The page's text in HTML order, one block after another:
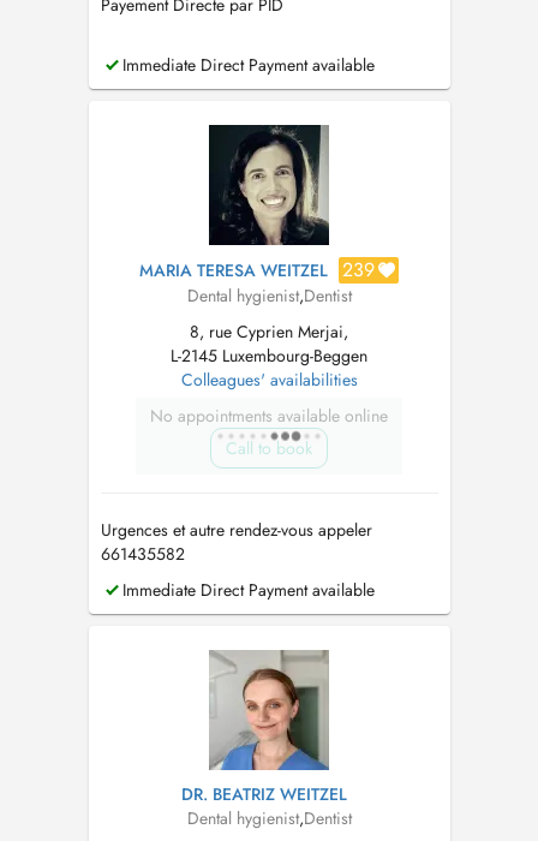
Payement Directe par PID
Immediate Direct Payment available
MARIA TERESA WEITZEL 239
Dental hygienist,Dentist
8, rue Cyprien Merjai,
L-2145 Luxembourg-Beggen
Colleagues' availabilities
No appointments available online
Call to book
Urgences et autre rendez-vous appeler
661435582
Immediate Direct Payment available
DR. BEATRIZ WEITZEL
Dental hygienist,Dentist